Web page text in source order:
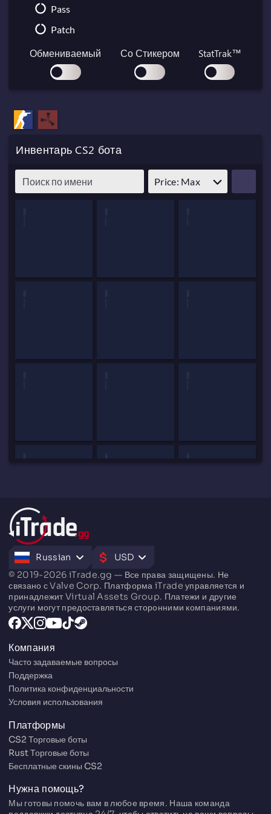
Nomad Knife
Paracord Knife
Shadow Daggers
Skeleton Knife
Survival Knife
Kukri Knife
Pass
Patch
Обмениваемый Со Стикером StatTrak™
Инвентарь CS2 бота
Price: Max
Russian
USD
© 2019-2026 iTrade.gg — Все права защищены. Не
связано с Valve Corp. Платформа iTrade управляется и
принадлежит Virtual Assets Group. Платежи и другие
услуги могут предоставляться сторонними компаниями.
Нужна помощь?
Мы готовы помочь вам в любое время. Наша команда
Компания
Часто задаваемые вопросы
Поддержка
Политика конфиденциальности
Условия использования
Платформы
CS2 Торговые боты
Rust Торговые боты
Бесплатные скины CS2